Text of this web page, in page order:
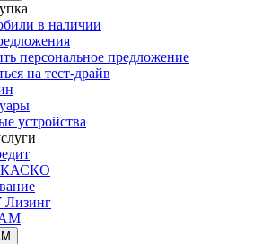
в наличии
персональное предложение
на тест-драйв
устройства
КАСКО
Лизинг